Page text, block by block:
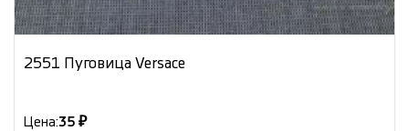
2551 Пуговица Versace
Цена:35 ₽